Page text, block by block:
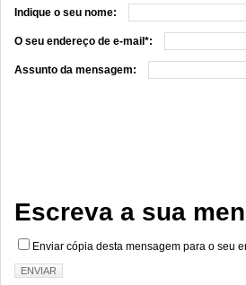
Indique o seu nome:
O seu endereço de e-mail*:
Assunto da mensagem:
Escreva a sua
Enviar cópia desta mensagem para o seu
ENVIAR